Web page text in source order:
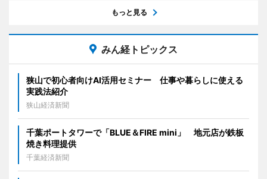
もっと見る
みん経トピックス
狭山で初心者向けAI活用セミナー 仕事や暮らしに使える
実践法紹介
狭山経済新聞
千葉ポートタワーで「BLUE＆FIRE mini」 地元店が鉄板
焼き料理提供
千葉経済新聞